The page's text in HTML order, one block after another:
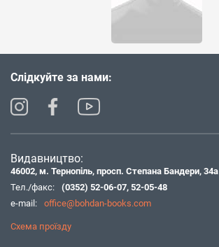
Слідкуйте за нами:
Видавництво:
46002, м. Тернопіль, просп. Степана Бандери, 34а
Тел./факс:
(0352) 52-06-07, 52-05-48
e-mail:
office@bohdan-books.com
Схема проїзду